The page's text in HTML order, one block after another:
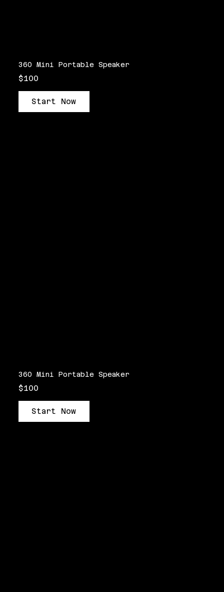
360 Mini Portable Speaker
$100
Start Now
360 Mini Portable Speaker
$100
Start Now